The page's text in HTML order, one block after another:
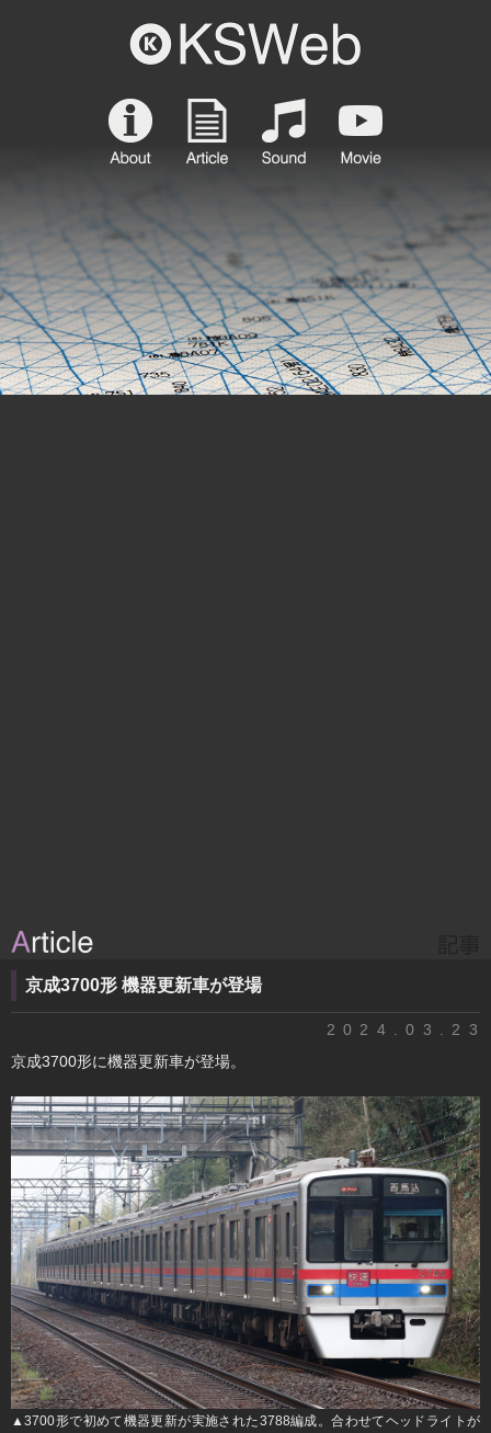
京成3700形 機器更新車が登場
2024.03.23
京成3700形に機器更新車が登場。
▲3700形で初めて機器更新が実施された3788編成。合わせてヘッドライトが